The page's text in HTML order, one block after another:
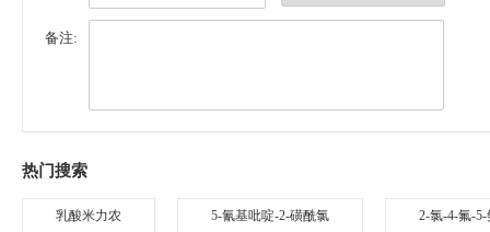
备注:
热门搜索
乳酸米力农 5-氰基吡啶-2-磺酰氯 2-氯-4-氟-